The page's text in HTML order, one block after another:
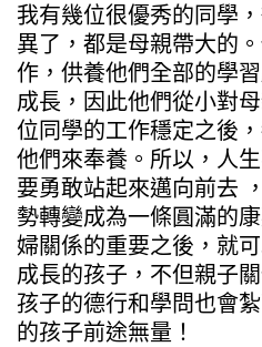
我有幾位很優秀的同學
異了，都是母親帶大的
作，供養他們全部的學
成長，因此他們從小對
位同學的工作穩定之後
他們來奉養。所以，人
要勇敢站起來邁向前去
勢轉變成為一條圓滿的
婦關係的重要之後，就
成長的孩子，不但親子
孩子的德行和學問也會
的孩子前途無量！